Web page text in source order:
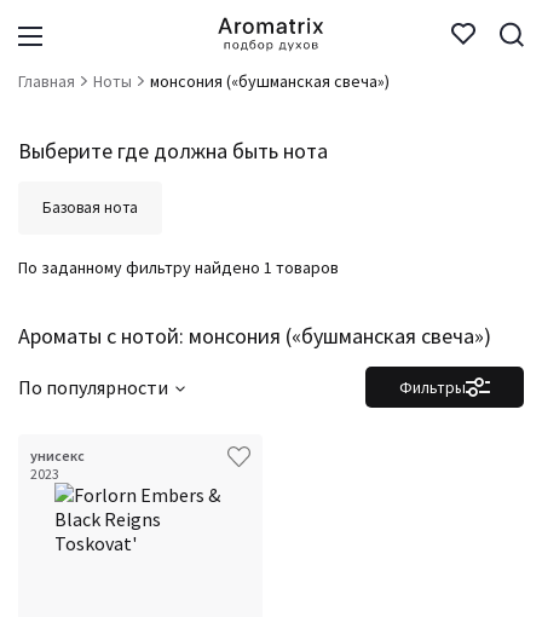
Главная Ноты монсония («бушманская свеча»)
Выберите где должна быть нота
Базовая нота
Ароматы с нотой: монсония («бушманская свеча»)
По заданному фильтру найдено 1 товаров
Фильтры
По популярности
Для кого
унисекс
2023